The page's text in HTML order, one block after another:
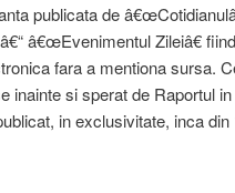
publicata de
â€œEvenimentul Zileiâ€
fara a mentiona sursa.
inainte si sperat de Raportul
in exclusivitate, inca